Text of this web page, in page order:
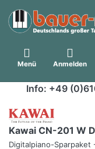
Menü Anmelden
Info: +49
Kawai CN-201 W
Digitalpiano-